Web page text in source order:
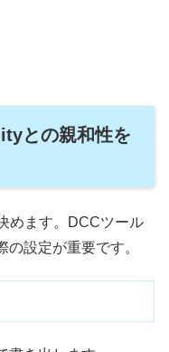
との親和性を
めます。DCCツール
の設定が重要です。